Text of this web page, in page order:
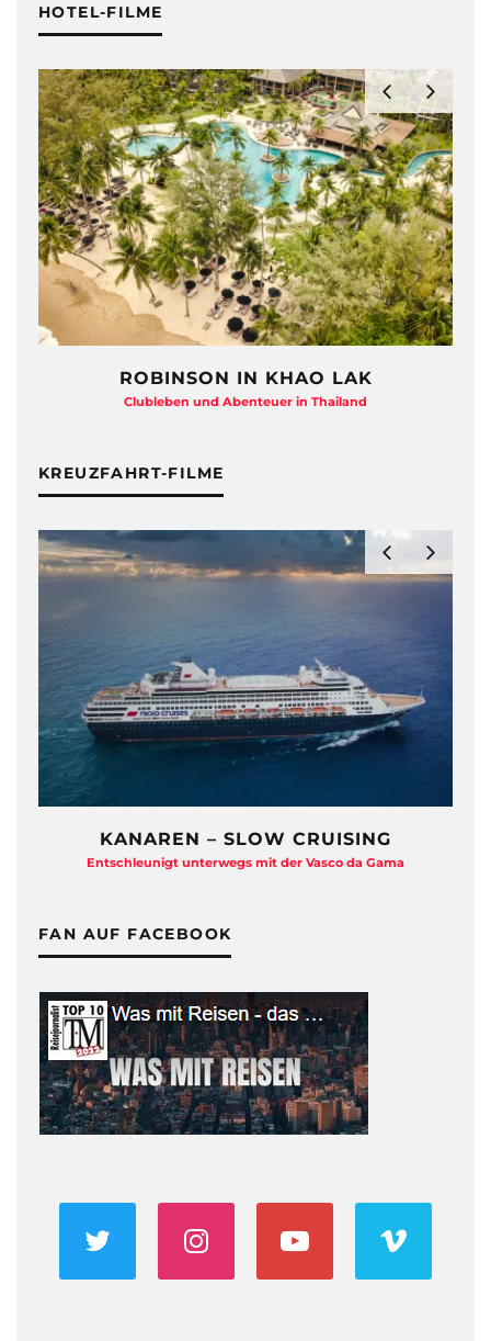
HOTEL-FILME
ROBINSON IN KHAO LAK
Clubleben und Abenteuer in Thailand
KREUZFAHRT-FILME
KANAREN – SLOW CRUISING
Entschleunigt unterwegs mit der Vasco da Gama
FAN AUF FACEBOOK